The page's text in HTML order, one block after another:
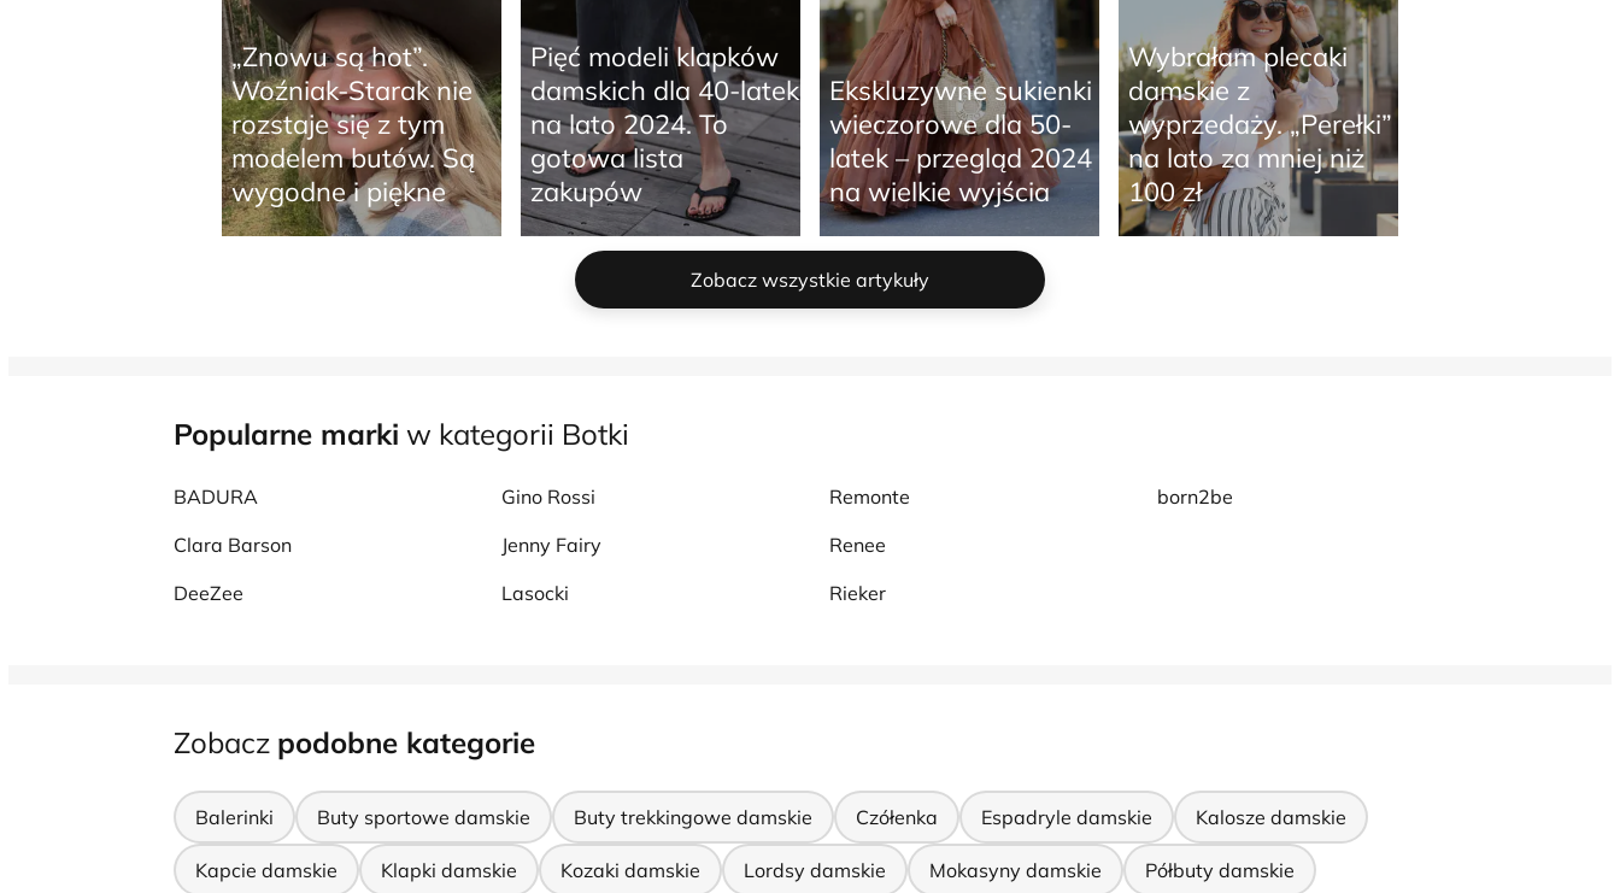
„Znowu są hot”.
Woźniak-Starak nie
rozstaje się z tym
modelem butów. Są
wygodne i piękne
Pięć modeli klapków
damskich dla 40-latek
na lato 2024. To
gotowa lista
zakupów
Ekskluzywne sukienki
wieczorowe dla 50-
latek – przegląd 2024
na wielkie wyjścia
Wybrałam plecaki
damskie z
wyprzedaży. „Perełki”
na lato za mniej niż
100 zł
Zobacz wszystkie artykuły
Popularne marki w kategorii Botki
BADURA
Clara Barson
DeeZee
Gino Rossi
Jenny Fairy
Lasocki
Remonte
Renee
Rieker
born2be
Zobacz podobne kategorie
Balerinki Buty sportowe damskie Buty trekkingowe damskie Czółenka Espadryle damskie Kalosze damskie
Kapcie damskie Klapki damskie Kozaki damskie Lordsy damskie Mokasyny damskie Półbuty damskie